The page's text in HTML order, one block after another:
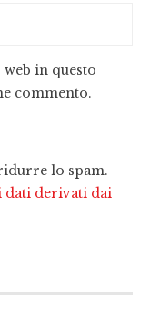
in questo
commento.
lo spam.
dati derivati dai